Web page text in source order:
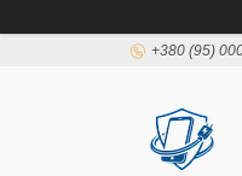
+380 (95)